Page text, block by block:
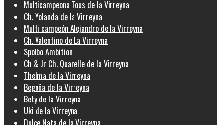
Multicampeona Tous de la Virreyna
Ch. Yolanda de la Virreyna
Multi campeón Alejandro de la Virreyna
Ch. Valentino de La Virreyna
Spolbo Ambition
Ch & Jr Ch. Quarelle de la Virreyna
Thelma de la Virreyna
Begoña de la Virreyna
Bety de la Virreyna
Uki de la Virreyna
Dulce Nata de la Virreyna